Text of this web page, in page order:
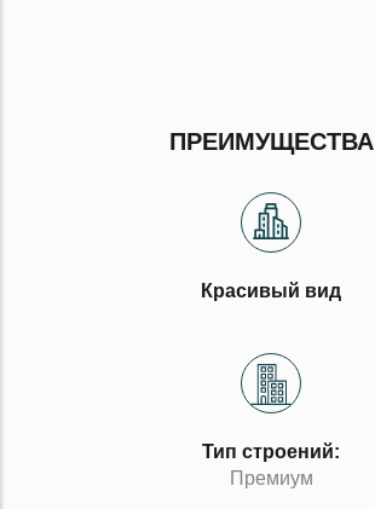
ПРЕИМУЩЕСТВА
Красивый вид
Тип строений:
Премиум